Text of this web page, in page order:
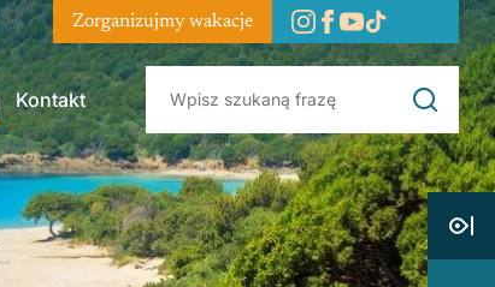
Kontakt
Zorganizujmy wakacje